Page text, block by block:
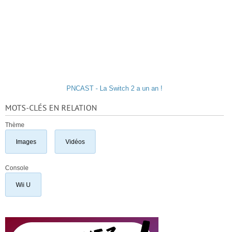
PNCAST - La Switch 2 a un an !
MOTS-CLÉS EN RELATION
Thème
Images Vidéos
Console
Wii U